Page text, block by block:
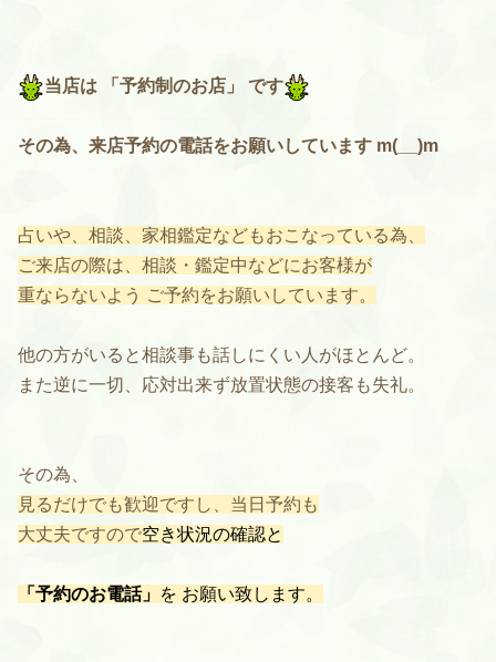
当店は 「予約制のお店」 です
その為、来店予約の電話をお願いしています m(__)m
占いや、相談、家相鑑定などもおこなっている為、
ご来店の際は、相談・鑑定中などにお客様が
重ならないよう ご予約をお願いしています。
他の方がいると相談事も話しにくい人がほとんど。
また逆に一切、応対出来ず放置状態の接客も失礼。
その為、
見るだけでも歓迎ですし、当日予約も
大丈夫ですので空き状況の確認と
「予約のお電話」 を お願い致します。